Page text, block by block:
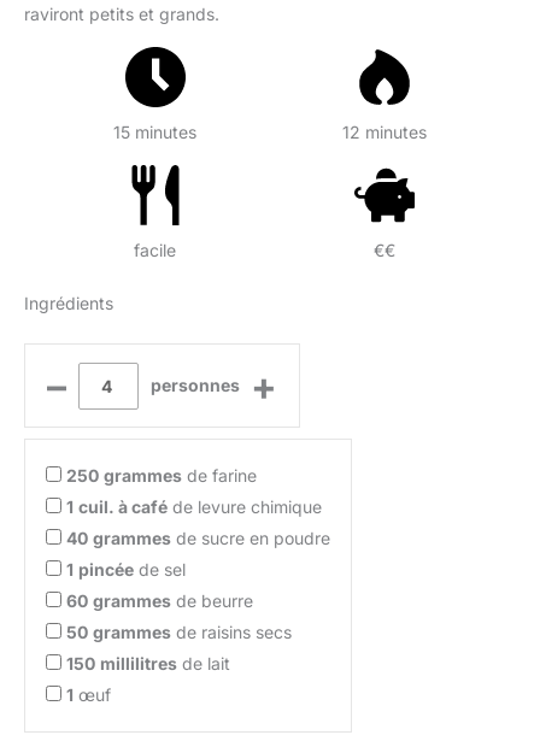
raviront petits et grands.
15 minutes 12 minutes
facile €€
Ingrédients
– personnes +
250 grammes de farine
1 cuil. à café de levure chimique
40 grammes de sucre en poudre
1 pincée de sel
60 grammes de beurre
50 grammes de raisins secs
150 millilitres de lait
1 œuf